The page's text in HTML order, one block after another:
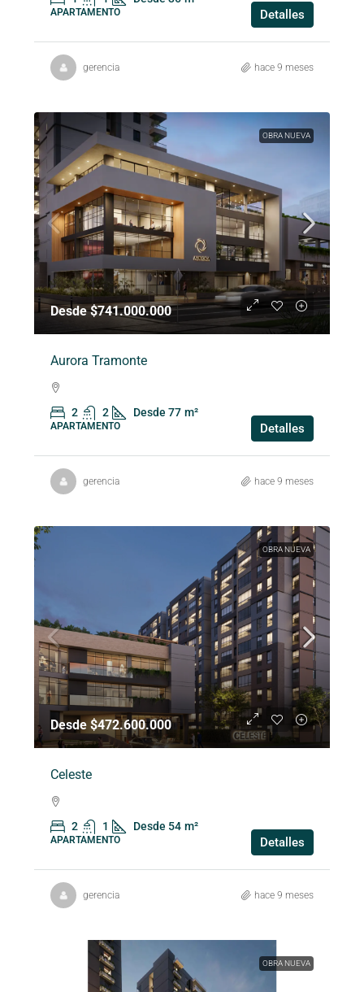
APARTAMENTO Detalles
gerencia hace 9 meses
OBRA NUEVA
Desde $741.000.000
Aurora Tramonte
2 2 Desde 77 m²
APARTAMENTO Detalles
gerencia hace 9 meses
OBRA NUEVA
Desde $472.600.000
Celeste
2 1 Desde 54 m²
APARTAMENTO Detalles
gerencia hace 9 meses
OBRA NUEVA